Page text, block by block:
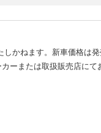
かねます。新車価格は
ーまたは取扱販売店にて